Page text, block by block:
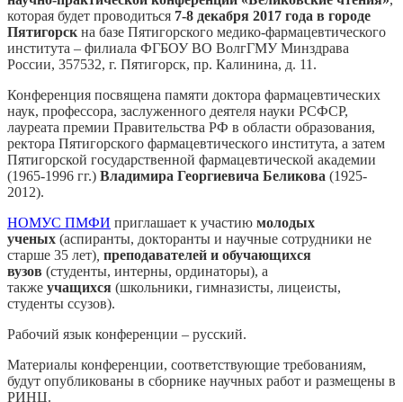
которая будет проводиться 7-8 декабря 2017 года в городе
Пятигорск на базе Пятигорского медико-фармацевтического
института – филиала ФГБОУ ВО ВолгГМУ Минздрава
России, 357532, г. Пятигорск, пр. Калинина, д. 11.
Конференция посвящена памяти доктора фармацевтических
наук, профессора, заслуженного деятеля науки РСФСР,
лауреата премии Правительства РФ в области образования,
ректора Пятигорского фармацевтического института, а затем
Пятигорской государственной фармацевтической академии
(1965-1996 гг.) Владимира Георгиевича Беликова (1925-
2012).
НОМУС ПМФИ приглашает к участию молодых
ученых (аспиранты, докторанты и научные сотрудники не
старше 35 лет) преподавателей и обучающихся
вузов (студенты, интерны, ординаторы), а
также учащихся (школьники, гимназисты, лицеисты,
студенты ссузов).
Рабочий язык конференции – русский.
Материалы конференции, соответствующие требованиям,
будут опубликованы в сборнике научных работ и размещены в
РИНЦ.